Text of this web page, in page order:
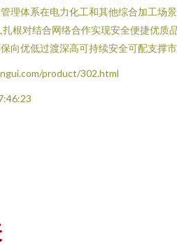
体系在电力化工和其他综合加工场
根对结合网络合作实现安全便捷优质
优低过渡深高可持续安全可配支撑市
product/302.html